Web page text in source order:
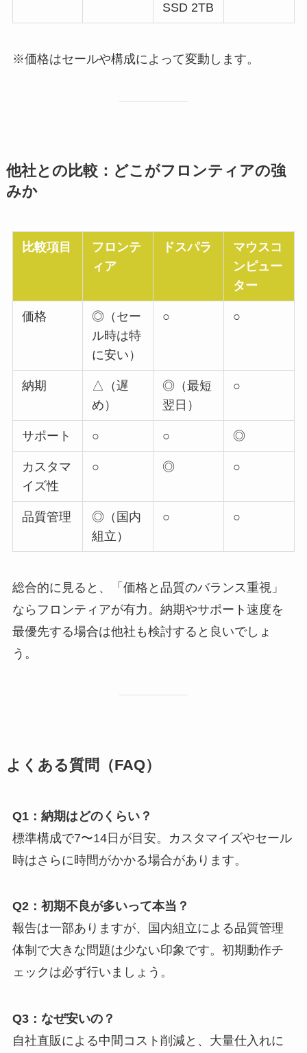
SSD 2TB
※価格はセールや構成によって変動します。
他社との比較：どこがフロンティアの強
みか
比較項目
フロンテ
ィア
ドスパラ
マウスコ
ンピュー
ター
価格
◎（セー
ル時は特
に安い）
○ ○
納期
△（遅
め）
◎（最短
翌日）
○
サポート ○ ○ ◎
カスタマ
イズ性
○ ◎ ○
品質管理
◎（国内
組立）
○ ○
総合的に見ると、「価格と品質のバランス重視」
ならフロンティアが有力。納期やサポート速度を
最優先する場合は他社も検討すると良いでしょ
う。
よくある質問（FAQ）
Q1：納期はどのくらい？
標準構成で7〜14日が目安。カスタマイズやセール
時はさらに時間がかかる場合があります。
Q2：初期不良が多いって本当？
報告は一部ありますが、国内組立による品質管理
体制で大きな問題は少ない印象です。初期動作チ
ェックは必ず行いましょう。
Q3：なぜ安いの？
自社直販による中間コスト削減と、大量仕入れに